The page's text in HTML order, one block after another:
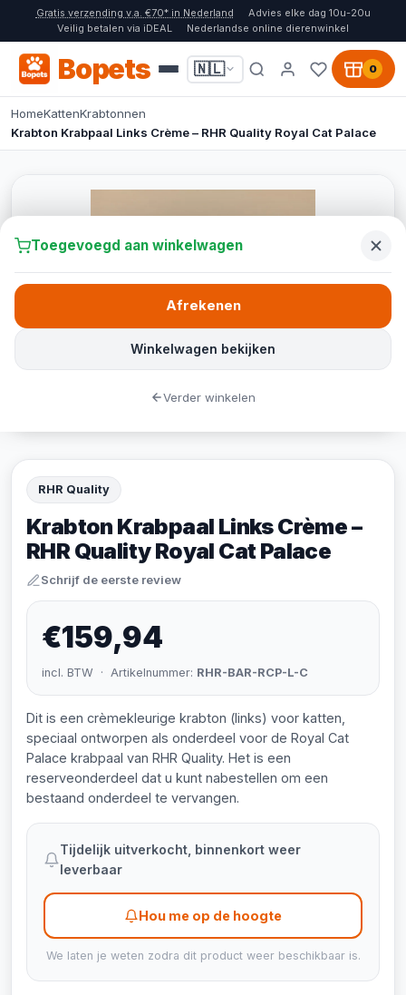
Gratis verzending v.a. €70* in Nederland
Advies elke dag 10u-20u
Veilig betalen via iDEAL
Nederlandse online dierenwinkel
Bopets 🇳🇱 0
HomeKattenKrabtonnen
Krabton Krabpaal Links Crème – RHR Quality Royal Cat Palace
RHR Quality
Krabton Krabpaal Links Crème –
RHR Quality Royal Cat Palace
Schrijf de eerste review
€159,94
incl. BTW · Artikelnummer: RHR-BAR-RCP-L-C
Dit is een crèmekleurige krabton (links) voor katten,
speciaal ontworpen als onderdeel voor de Royal Cat
Palace krabpaal van RHR Quality. Het is een
reserveonderdeel dat u kunt nabestellen om een
bestaand onderdeel te vervangen.
Tijdelijk uitverkocht, binnenkort weer
leverbaar
Hou me op de hoogte
We laten je weten zodra dit product weer beschikbaar is.
Toegevoegd aan winkelwagen
Winkelwagen bekijken
Afrekenen
Verder winkelen